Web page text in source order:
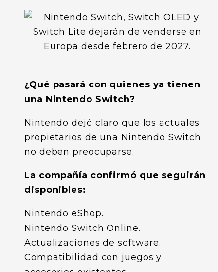
¿Qué pasará con quienes ya tienen
una Nintendo Switch?
Nintendo dejó claro que los actuales
propietarios de una Nintendo Switch
no deben preocuparse.
La compañía confirmó que seguirán
disponibles:
Nintendo eShop.
Nintendo Switch Online.
Actualizaciones de software.
Compatibilidad con juegos y